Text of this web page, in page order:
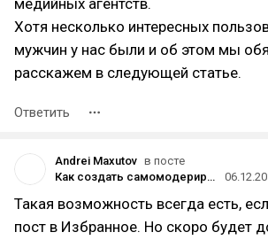
медийных агентств.
Хотя несколько интересных
мужчин у нас были и об этом мы
расскажем в следующей статье.
Ответить
Andrei Maxutov в посте
Как создать самомодерируемое сообщество
Такая возможность всегда есть,
пост в Избранное. Но скоро будет